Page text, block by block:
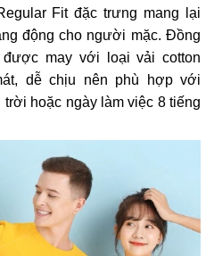
Fit đặc trưng mang lại
động cho người mặc. Đồng
may với loại vải cotton
dễ chịu nên phù hợp với
hoặc ngày làm việc 8 tiếng